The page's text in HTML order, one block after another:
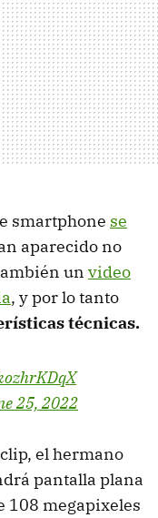
smartphone se
aparecido no
un video
, y por lo tanto
técnicas.
25, 2022
el hermano
pantalla plana
108 megapixeles